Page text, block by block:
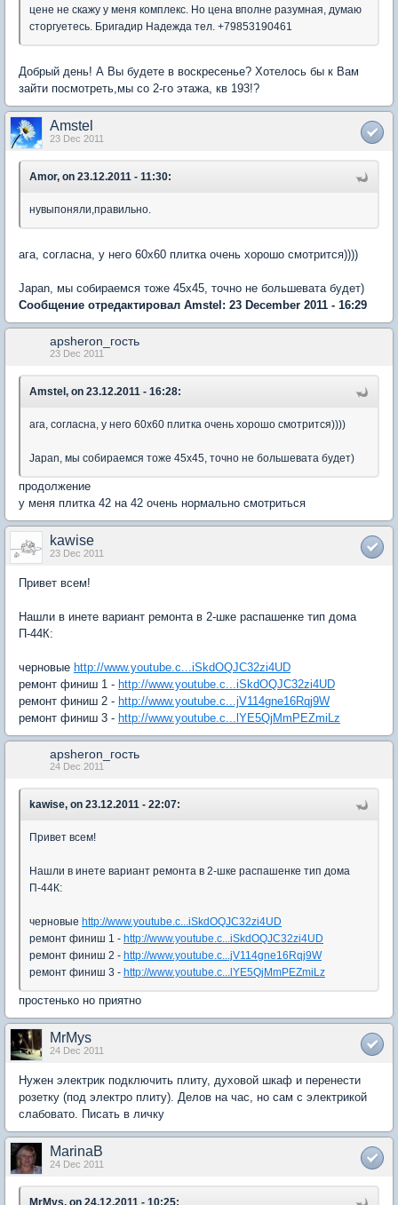
цене не скажу у меня комплекс. Но цена вполне разумная, думаю
сторгуетесь. Бригадир Надежда тел. +79853190461
Добрый день! А Вы будете в воскресенье? Хотелось бы к Вам
зайти посмотреть,мы со 2-го этажа, кв 193!?
Amstel
23 Dec 2011
Amor, on 23.12.2011 - 11:30:
нувыпоняли,правильно.
ага, согласна, у него 60х60 плитка очень хорошо смотрится))))
Japan, мы собираемся тоже 45х45, точно не большевата будет)
Сообщение отредактировал Amstel: 23 December 2011 - 16:29
apsheron_гость
23 Dec 2011
Amstel, on 23.12.2011 - 16:28:
ага, согласна, у него 60х60 плитка очень хорошо смотрится))))
Japan, мы собираемся тоже 45х45, точно не большевата будет)
продолжение
у меня плитка 42 на 42 очень нормально смотриться
kawise
23 Dec 2011
Привет всем!
Нашли в инете вариант ремонта в 2-шке распашенке тип дома
П-44К:
черновые http://www.youtube.c...iSkdOQJC32zi4UD
ремонт финиш 1 - http://www.youtube.c...iSkdOQJC32zi4UD
ремонт финиш 2 - http://www.youtube.c...jV114gne16Rqj9W
ремонт финиш 3 - http://www.youtube.c...lYE5QjMmPEZmiLz
apsheron_гость
24 Dec 2011
kawise, on 23.12.2011 - 22:07:
Привет всем!
Нашли в инете вариант ремонта в 2-шке распашенке тип дома
П-44К:
черновые http://www.youtube.c...iSkdOQJC32zi4UD
ремонт финиш 1 - http://www.youtube.c...iSkdOQJC32zi4UD
ремонт финиш 2 - http://www.youtube.c...jV114gne16Rqj9W
ремонт финиш 3 - http://www.youtube.c...lYE5QjMmPEZmiLz
простенько но приятно
MrMys
24 Dec 2011
Нужен электрик подключить плиту, духовой шкаф и перенести
розетку (под электро плиту). Делов на час, но сам с электрикой
слабовато. Писать в личку
MarinaB
24 Dec 2011
MrMys, on 24.12.2011 - 10:25: